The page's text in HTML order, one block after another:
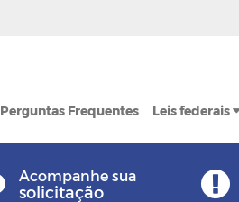
Perguntas Frequentes Leis federais
Acompanhe sua
solicitação